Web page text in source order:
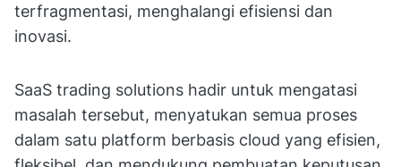
terfragmentasi, menghalangi efisiensi dan
inovasi.
SaaS trading solutions hadir untuk mengatasi
masalah tersebut, menyatukan semua proses
dalam satu platform berbasis cloud yang efisien,